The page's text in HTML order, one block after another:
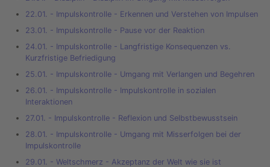
22.01. - Impulskontrolle - Erkennen und Verstehen von Impulsen
23.01. - Impulskontrolle - Pause vor der Reaktion
24.01. - Impulskontrolle - Langfristige Konsequenzen vs.
Kurzfristige Befriedigung
25.01. - Impulskontrolle - Umgang mit Verlangen und Begehren
26.01. - Impulskontrolle - Impulskontrolle in sozialen
Interaktionen
27.01. - Impulskontrolle - Reflexion und Selbstbewusstsein
28.01. - Impulskontrolle - Umgang mit Misserfolgen bei der
Impulskontrolle
29.01. - Weltschmerz - Akzeptanz der Welt wie sie ist